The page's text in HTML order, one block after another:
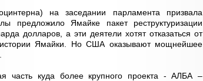
на заседании парламента призвала
предложило Ямайке пакет реструктуризации
долларов, а эти деятели хотят отказаться от
истории Ямайки. Но США оказывают мощнейшее
часть куда более крупного проекта - АЛБА –